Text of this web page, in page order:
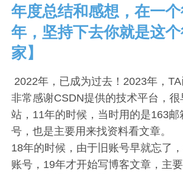
年度总结和感想，在一
年，坚持下去你就是这
家】
2022年，已成为过去！2023年，TA
非常感谢CSDN提供的技术平台，很
站，11年的时候，当时用的是163邮
号，也是主要用来找资料看文章。
18年的时候，由于旧账号早就忘了
账号，19年才开始写博客文章，主